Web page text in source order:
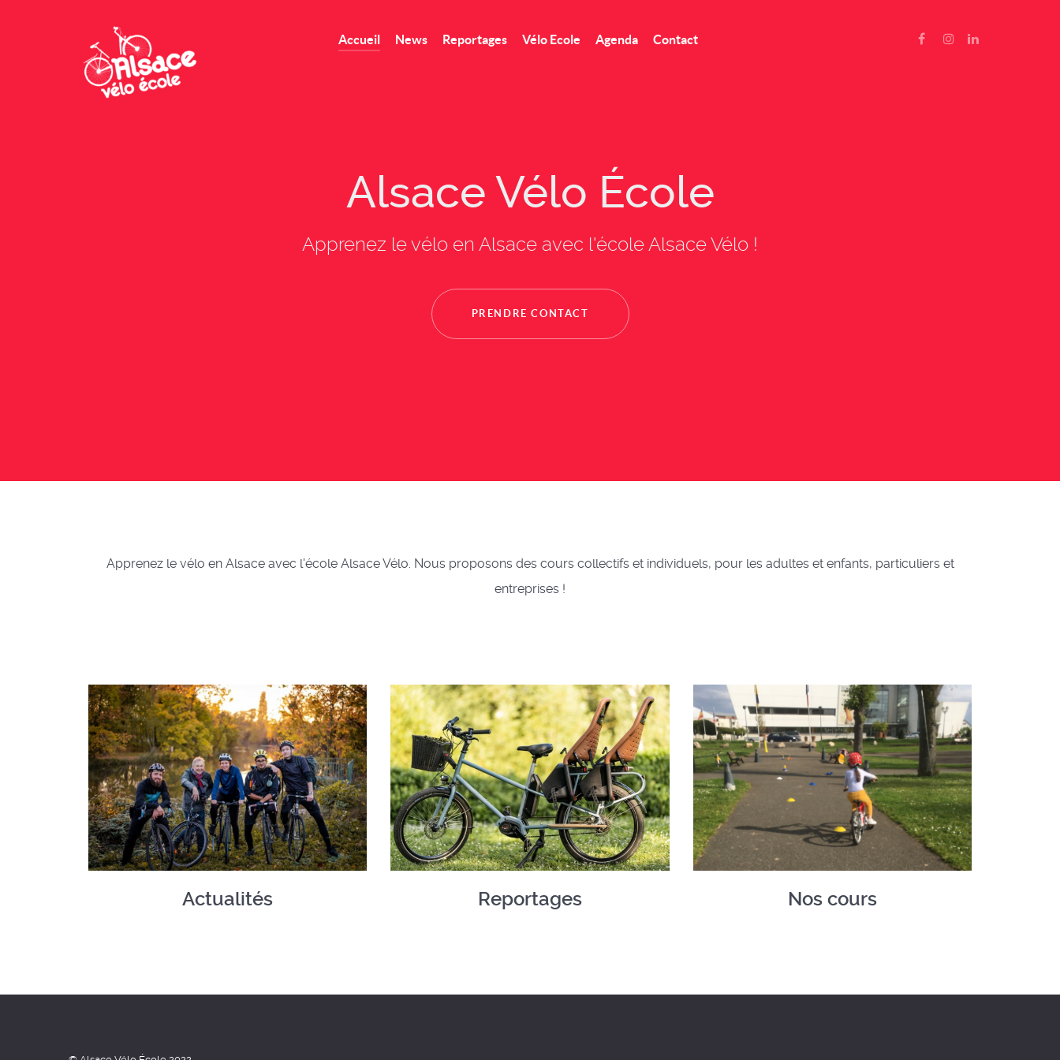
Accueil News Reportages Vélo Ecole Agenda Contact
Alsace Vélo École
Apprenez le vélo en Alsace avec l'école Alsace Vélo !
PRENDRE CONTACT
Apprenez le vélo en Alsace avec l'école Alsace Vélo. Nous proposons des cours collectifs et individuels, pour les adultes et enfants, particuliers et
entreprises !
Actualités Reportages Nos cours